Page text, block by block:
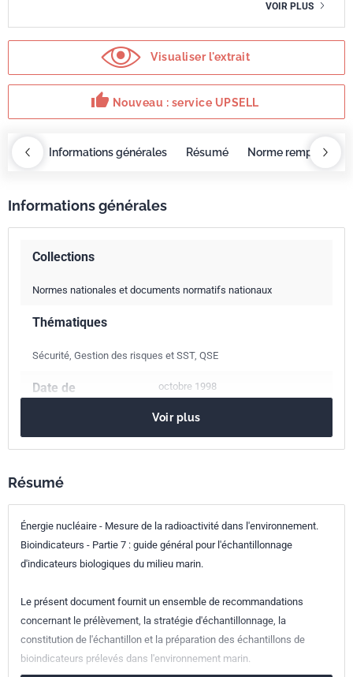
VOIR PLUS
Visualiser l'extrait
thumb_up Nouveau : service UPSELL
Informations générales Résumé Norme remplacée
Informations générales
Collections
Normes nationales et documents normatifs nationaux
Thématiques
Sécurité, Gestion des risques et SST, QSE
Date de
octobre 1998
Nombre de pages 16 p.
Référence
13.280Protection contre les rayonnements
17.240Mesurage des rayonnements
Indice de
classement
M60-780-7
Numéro de tirage 1 - septembre 1998
Voir plus
Résumé
Énergie nucléaire - Mesure de la radioactivité dans l'environnement.
Bioindicateurs - Partie 7 : guide général pour l'échantillonnage
d'indicateurs biologiques du milieu marin.
Le présent document fournit un ensemble de recommandations
concernant le prélèvement, la stratégie d'échantillonnage, la
constitution de l'échantillon et la préparation des échantillons de
bioindicateurs prélevés dans l'environnement marin.